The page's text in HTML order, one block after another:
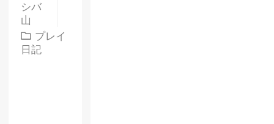
シバ
山
プレイ
日記